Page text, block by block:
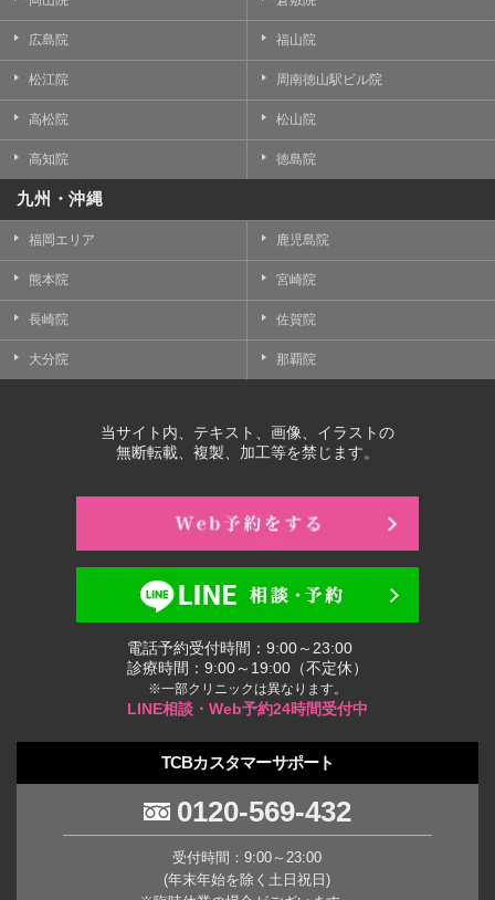
広島院 福山院
松江院 周南徳山駅ビル院
高松院 松山院
高知院 徳島院
九州・沖縄
福岡エリア 鹿児島院
熊本院 宮崎院
長崎院 佐賀院
大分院 那覇院
当サイト内、テキスト、画像、イラストの
無断転載、複製、加工等を禁じます。
電話予約受付時間：9:00～23:00
診療時間：9:00～19:00（不定休）
※一部クリニックは異なります。
LINE相談・Web予約24時間受付中
TCBカスタマーサポート
0120-569-432
受付時間：9:00～23:00
(年末年始を除く土日祝日)